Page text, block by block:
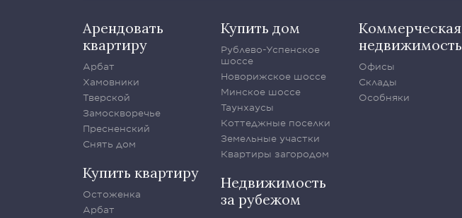
Арендовать
квартиру
Арбат
Хамовники
Тверской
Замоскворечье
Пресненский
Снять дом
Купить квартиру
Остоженка
Арбат
Купить дом
Рублево-Успенское
шоссе
Новорижское шоссе
Минское шоссе
Таунхаусы
Коттеджные поселки
Земельные участки
Квартиры загородом
Недвижимость
за рубежом
Коммерческая
недвижимость
Офисы
Склады
Особняки